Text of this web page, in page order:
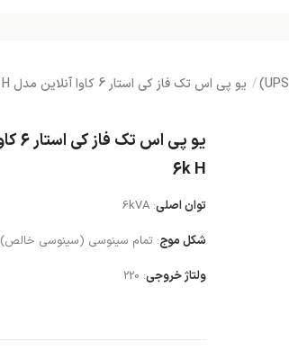
یو پی اس تک فاز کی استار 6 کاوا آنلاین مدل MP 6k H
6k H
توان اصلی: 6kVA
شکل موج: تمام سینوسی (سینوسی خالص)
ولتاژ خروجی: 220